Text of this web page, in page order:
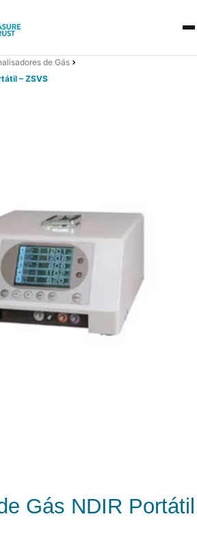
de Gás
– ZSVS
Gás NDIR Portátil